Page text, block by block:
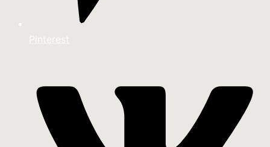
Pinterest